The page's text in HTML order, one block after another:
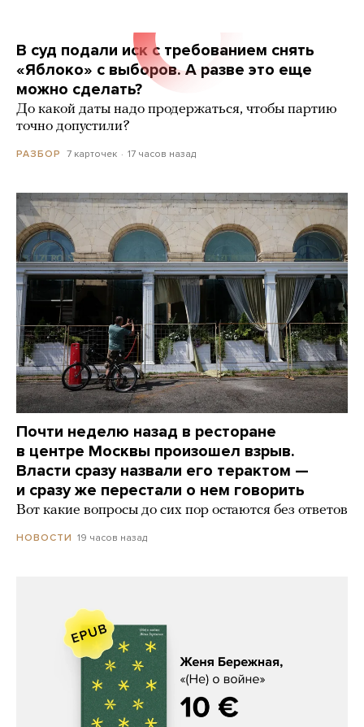
В суд подали иск с требованием снять
«Яблоко» с выборов. А разве это еще
можно сделать?
До какой даты надо продержаться, чтобы партию
точно допустили?
РАЗБОР 7 карточек 17 часов назад
Почти неделю назад в ресторане
в центре Москвы произошел взрыв.
Власти сразу назвали его терактом —
и сразу же перестали о нем говорить
Вот какие вопросы до сих пор остаются без ответов
НОВОСТИ 19 часов назад